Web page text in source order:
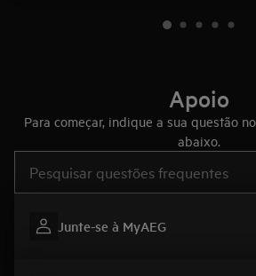
Apoio
Para começar, indique a sua questão
abaixo.
Junte-se à MyAEG